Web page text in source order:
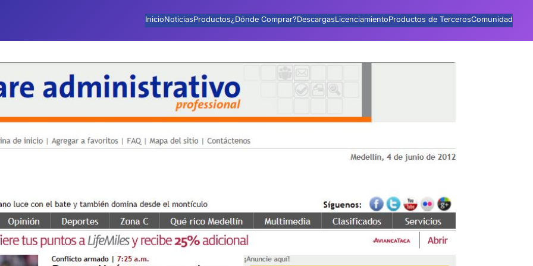
InicioNoticiasProductos¿Dónde Comprar?DescargasLicenciamientoProductos de TercerosComunidad